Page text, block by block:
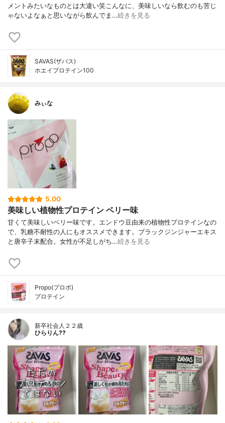
メントみたいなものとは大違い笑こんなに、美味しいなら飲むのも苦じ
ゃないよなぁと思いながら飲んでま…続きを見る
SAVAS(ザバス)
ホエイプロテイン100
みぃな
5.00
美味しい植物性プロテイン ベリー味
甘くて美味しいベリー味です。エンドウ豆由来の植物性プロテインなの
で、乳糖不耐性の人にもオススメできます。ブラックジンジャーエキス
と唐辛子末配合。女性が不足しがち…続きを見る
Propo(プロポ)
プロテイン
新卒社会人２２歳
ひらりん??